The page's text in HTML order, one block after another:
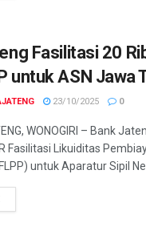
Fasilitasi 20
untuk ASN Jawa
23/10/2025 0
WONOGIRI – Bank
Fasilitasi Likuiditas
untuk Aparatur Sipil
DETAILS